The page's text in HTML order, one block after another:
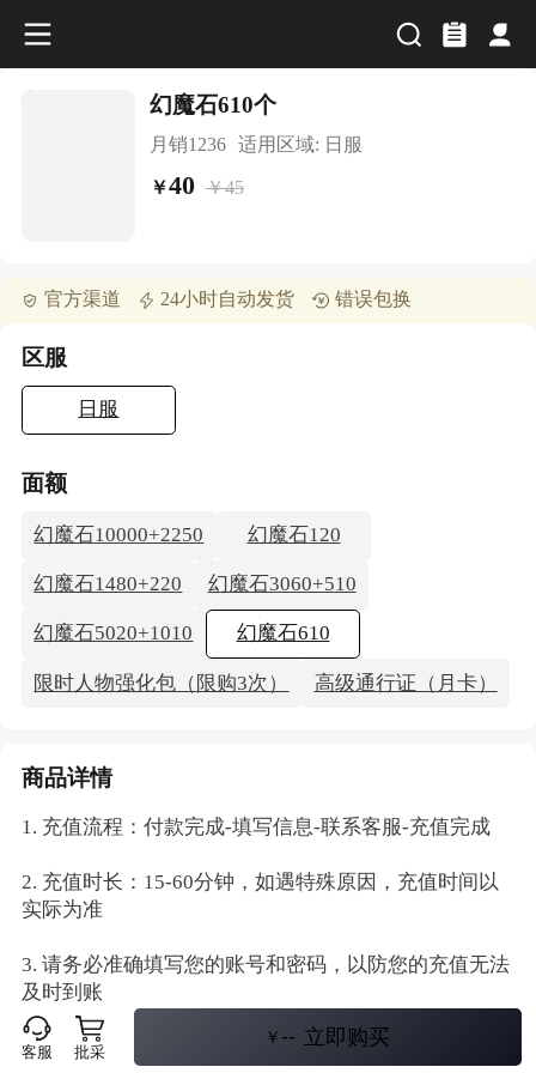
幻魔石610个
月销1236 适用区域: 日服
￥40 ￥45
官方渠道 24小时自动发货 错误包换
区服
日服
面额
幻魔石10000+2250 幻魔石120
幻魔石1480+220 幻魔石3060+510
幻魔石5020+1010 幻魔石610
限时人物强化包（限购3次） 高级通行证（月卡）
商品详情
1. 充值流程：付款完成-填写信息-联系客服-充值完成
2. 充值时长：15-60分钟，如遇特殊原因，充值时间以
实际为准
3. 请务必准确填写您的账号和密码，以防您的充值无法
及时到账
4. 充值程中请勿登录游戏，避免造成卡单
客服 批采
￥ -- 立即购买